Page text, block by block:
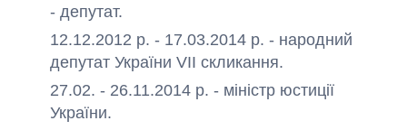
- депутат.
12.12.2012 р. - 17.03.2014 р. - народний
депутат України VII скликання.
27.02. - 26.11.2014 р. - міністр юстиції
України.